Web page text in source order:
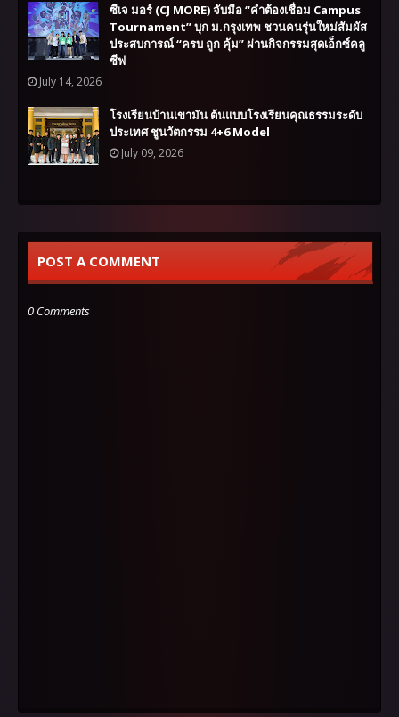
ซีเจ มอร์ (CJ MORE) จับมือ “คำต้องเชื่อม Campus
Tournament” บุก ม.กรุงเทพ ชวนคนรุ่นใหม่สัมผัส
ประสบการณ์ “ครบ ถูก คุ้ม” ผ่านกิจกรรมสุดเอ็กซ์คลู
ซีฟ
July 14, 2026
โรงเรียนบ้านเขามัน ต้นแบบโรงเรียนคุณธรรมระดับ
ประเทศ ชูนวัตกรรม 4+6 Model
July 09, 2026
POST A COMMENT
0 Comments